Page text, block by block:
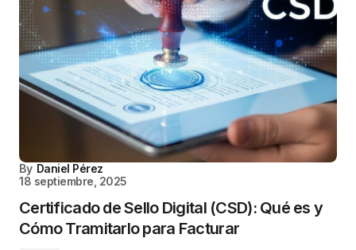
By Daniel Pérez
18 septiembre, 2025
Certificado de Sello Digital (CSD): Qué es y
Cómo Tramitarlo para Facturar